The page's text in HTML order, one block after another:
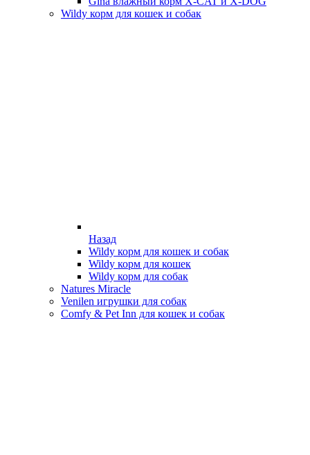
Wildy корм для кошек и собак
Назад
Wildy корм для кошек и собак
Wildy корм для кошек
Wildy корм для собак
Natures Miracle
Venilen игрушки для собак
Comfy & Pet Inn для кошек и собак